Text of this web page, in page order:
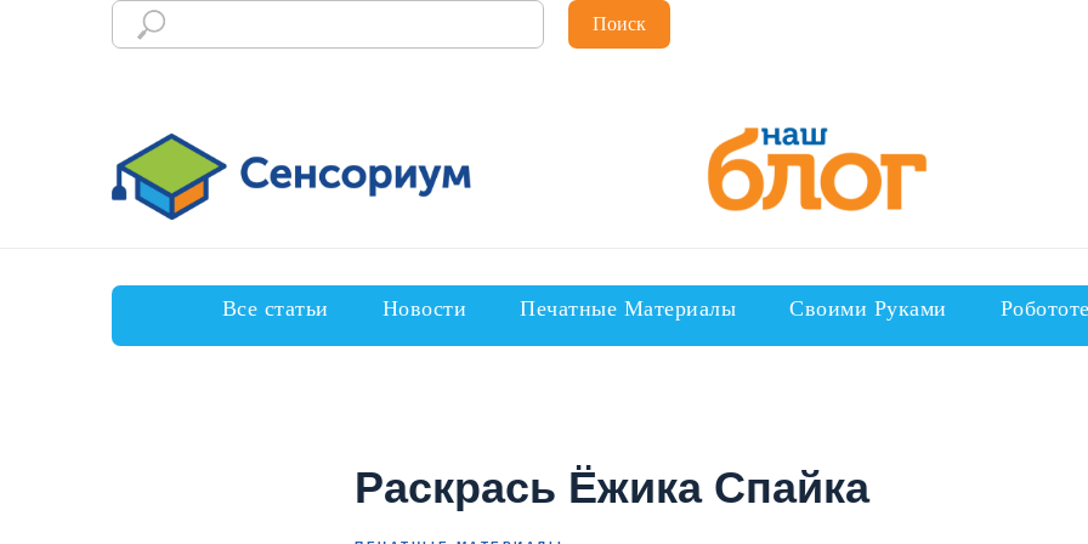
Поиск
Все статьи Новости Печатные Материалы Своими Руками
Раскрась Ёжика Спайка